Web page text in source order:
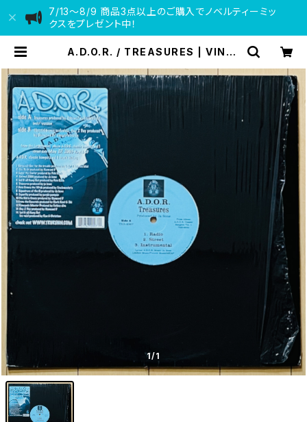
7/13〜8/9 商品3点以上のご購入でノベルティーミッ
クスをプレゼント中！
A.D.O.R. / TREASURES | VINYL
1/1